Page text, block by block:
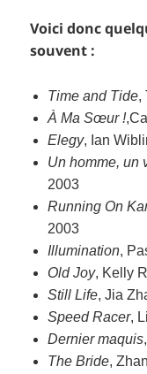
Voici donc
souvent :
Time and Tide,
À Ma Sœur !
Elegy, Ian
Un homme, un
2003
Running On
2003
Illumination,
Old Joy, Kelly
Still Life, Jia
Speed Racer,
Dernier maquis
The Bride,